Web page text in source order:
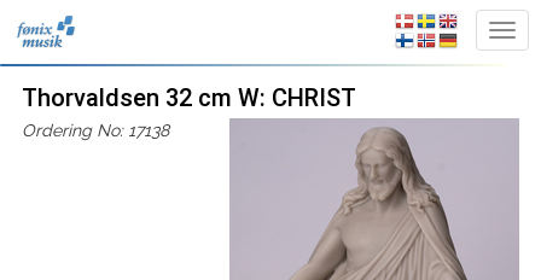
Thorvaldsen 32 cm W: CHRIST
Ordering No: 17138